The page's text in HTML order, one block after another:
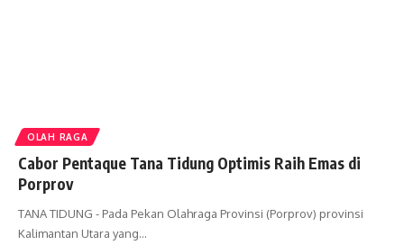
OLAH RAGA
Cabor Pentaque Tana Tidung Optimis Raih Emas di
Porprov
TANA TIDUNG - Pada Pekan Olahraga Provinsi (Porprov) provinsi
Kalimantan Utara yang…